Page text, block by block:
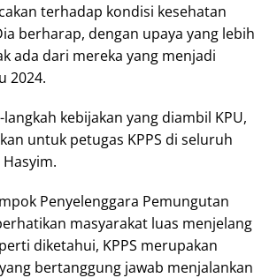
terhadap kondisi kesehatan
berharap, dengan upaya yang lebih
ada dari mereka yang menjadi
2024.
kebijakan yang diambil KPU,
untuk petugas KPPS di seluruh
Penyelenggara Pemungutan
masyarakat luas menjelang
diketahui, KPPS merupakan
bertanggung jawab menjalankan